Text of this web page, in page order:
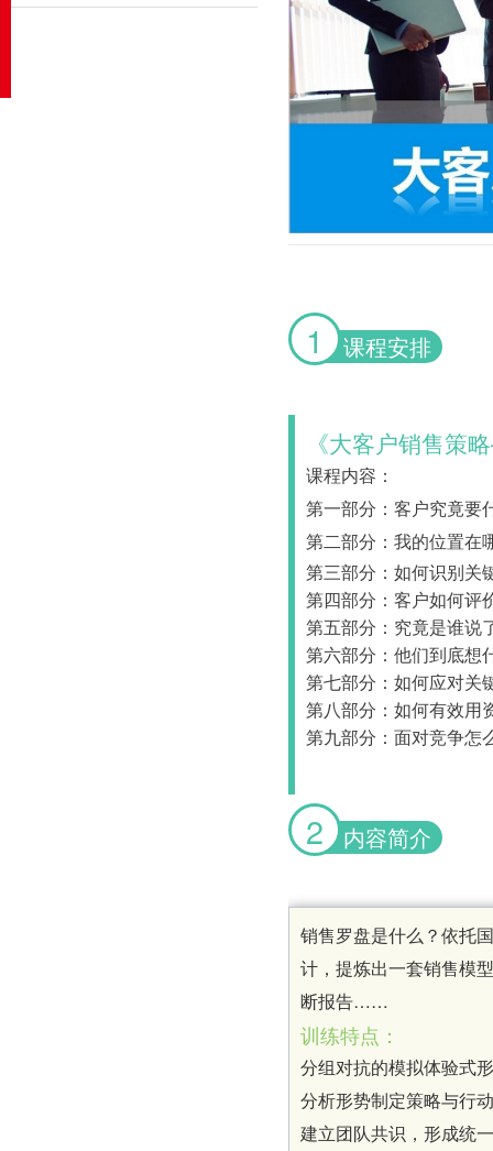
1 课程安排
《大客户销售策
课程内容：
第一部分：客户究竟要
第二部分：我的位置在
第三部分：如何识别关
第四部分：客户如何评
第五部分：究竟是谁说
第六部分：他们到底想
第七部分：如何应对关
第八部分：如何有效用
第九部分：面对竞争怎
2 内容简介
销售罗盘是什么？依托
计，提炼出一套销售模
断报告……
训练特点：
分组对抗的模拟体验式
分析形势制定策略与行
建立团队共识，形成统